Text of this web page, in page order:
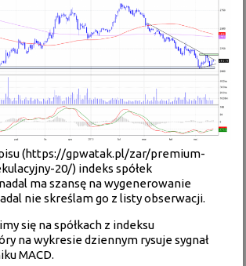
(https://gpwatak.pl/zar/premium-
20/) indeks spółek
ma szansę na wygenerowanie
nie skreślam go z listy obserwacji.
się na spółkach z indeksu
na wykresie dziennym rysuje sygnał
MACD.